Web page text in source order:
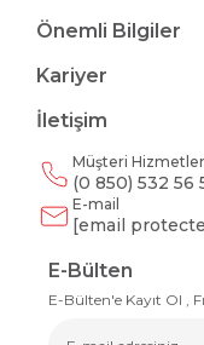
Önemli Bilgiler
Kariyer
İletişim
Müşteri
(0 850) 532 56
E-mail
[email
E-Bülten
E-Bülten'e Kayıt Ol ,